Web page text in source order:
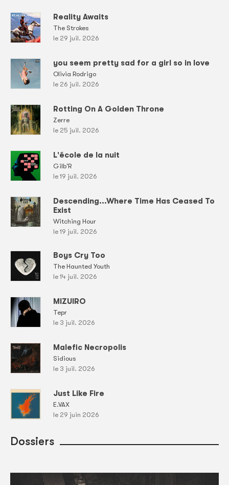
Reality Awaits
The Strokes
le 29 juil. 2026
you seem pretty sad for a girl so in love
Olivia Rodrigo
le 26 juil. 2026
Rotting On A Golden Throne
Zerre
le 25 juil. 2026
L'école de la nuit
Gilb'R
le 19 juil. 2026
Descending...Where Time Has Ceased To
Exist
Witching Hour
le 19 juil. 2026
Boys Cry Too
The Haunted Youth
le 14 juil. 2026
MIZUIRO
Tepr
le 3 juil. 2026
Malefic Necropolis
Sidious
le 3 juil. 2026
Just Like Fire
E.VAX
le 29 juin 2026
Dossiers